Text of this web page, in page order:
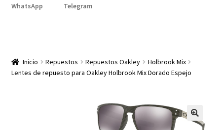
WhatsApp Telegram
Inicio Repuestos Repuestos Oakley
Holbrook Mix
Lentes de repuesto para Oakley Holbrook Mix Dorado Espejo